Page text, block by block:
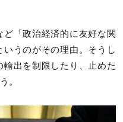
「政治経済的に友好な関
うのがその理由。そうし
出を制限したり、止めた
。